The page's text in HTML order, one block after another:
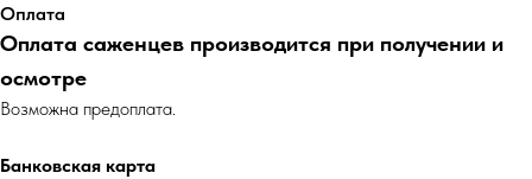
Оплата
Оплата саженцев производится при получении и
осмотре
Возможна предоплата.
Банковская карта